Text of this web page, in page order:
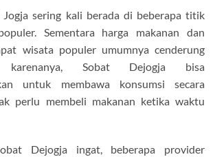
sering kali berada di beberapa titik
Sementara harga makanan dan
wisata populer umumnya cenderung
Sobat Dejogja bisa
untuk membawa konsumsi secara
perlu membeli makanan ketika waktu
Dejogja ingat, beberapa provider